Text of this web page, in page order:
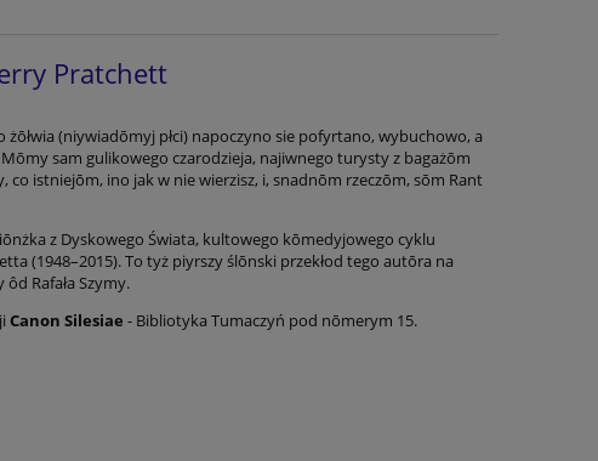
Pratchett
żōłwia (niywiadōmyj płci) napoczyno sie pofyrtano, wybuchowo, a
sam gulikowego czarodzieja, najiwnego turysty z bagażōm
co istniejōm, ino jak w nie wierzisz, i, snadnōm rzeczōm, sōm Rant
z Dyskowego Świata, kultowego kōmedyjowego cyklu
(1948–2015). To tyż piyrszy ślōnski przekłod tego autōra na
Rafała Szymy.
Canon Silesiae - Bibliotyka Tumaczyń pod nōmerym 15.